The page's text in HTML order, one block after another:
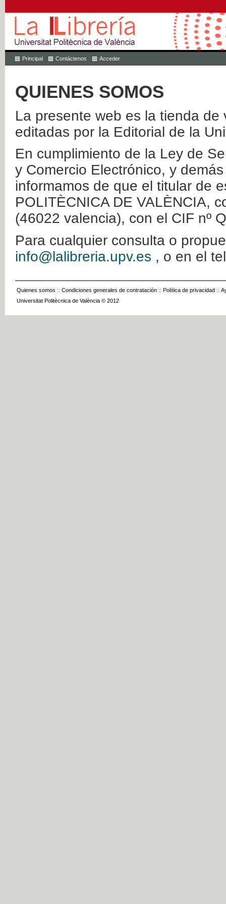
Principal Contáctenos Acceder
QUIENES SOMOS
La presente web es la tienda
editadas por la Editorial de la
En cumplimiento de la Ley de
y Comercio Electrónico, y
informamos de que el titular de
POLITÈCNICA DE VALÈNCIA,
(46022 valencia), con el CIF nº
Para cualquier consulta o
info@lalibreria.upv.es , o en el
Quienes somos :: Condiciones generales de contratación :: Política de privacidad ::
Universitat Politècnica de València © 2012